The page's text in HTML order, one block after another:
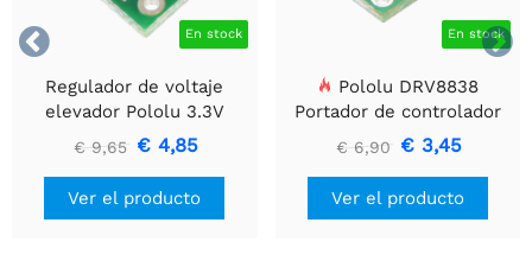

 En stock
Regulador de voltaje
elevador Pololu 3.3V
U1V10F3
€ 9,65 € 4,85
Ver el producto
En stock
Pololu DRV8838
Portador de controlador
de motor DC cepillado
€ 6,90 € 3,45
Ver el producto